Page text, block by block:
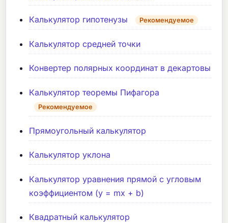
Калькулятор гипотенузы Рекомендуемое
Калькулятор средней точки
Конвертер полярных координат в декартовы
Калькулятор теоремы Пифагора
Рекомендуемое
Прямоугольный калькулятор
Калькулятор уклона
Калькулятор уравнения прямой с угловым
коэффициентом (y = mx + b)
Квадратный калькулятор